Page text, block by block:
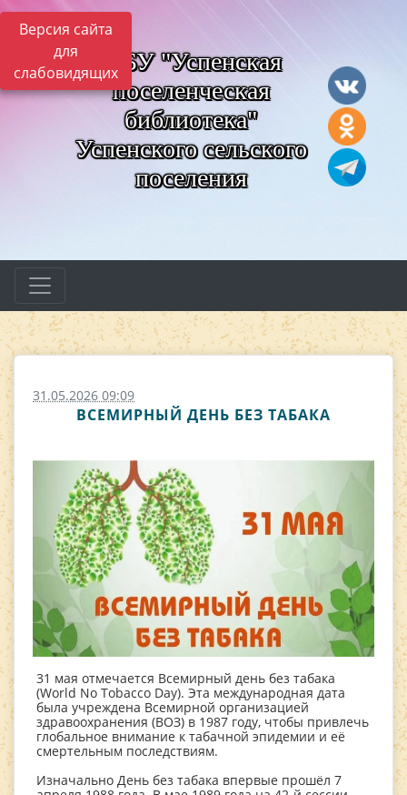
Версия сайта
для
слабовидящихМБУ "Успенская
поселенческая
библиотека"
Успенского сельского
поселения
31.05.2026 09:09
ВСЕМИРНЫЙ ДЕНЬ БЕЗ ТАБАКА
31 мая отмечается Всемирный день без табака
(World No Tobacco Day). Эта международная дата
была учреждена Всемирной организацией
здравоохранения (ВОЗ) в 1987 году, чтобы привлечь
глобальное внимание к табачной эпидемии и её
смертельным последствиям.
Изначально День без табака впервые прошёл 7